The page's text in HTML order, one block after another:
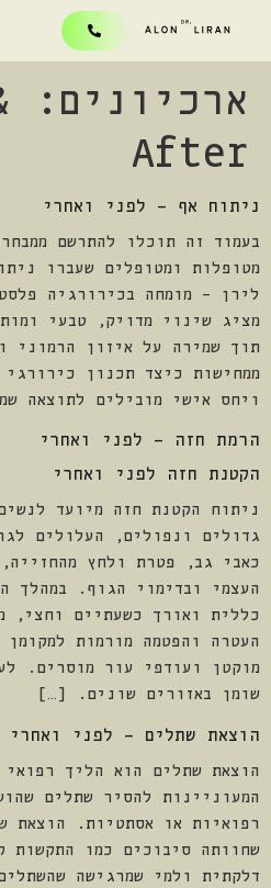
ארכיונים:
After
ניתוח אף – לפני ואחרי
בעמוד זה תוכלו להתרשם
מטופלות ומטופלים שעברו
לירן – מומחה בכירורגיה
מציג שינוי מדויק, טבעי
תוך שמירה על איזון הרמוני
ממחישות כיצד תכנון
ויחס אישי מובילים לתוצאה
הרמת חזה – לפני ואחרי
הקטנת חזה לפני ואחרי
ניתוח הקטנת חזה מיועד
גדולים ונפולים, העלולים
כאבי גב, פטרת ולחץ
העצמי ובדימוי הגוף. במהלך
כללית ואורך כשעתיים וחצי,
העטרה והפטמה מורמות
מוקטן ועודפי עור מוסרים.
שומן באזורים שונים. […]
הוצאת שתלים – לפני ואחרי
הוצאת שתלים הוא הליך רפואי
המעוניינות להסיר שתלים
רפואיות או אסתטיות. הוצאת
שחוותה סיבוכים כמו התקשות
דלקתית ולמי שמרגישה